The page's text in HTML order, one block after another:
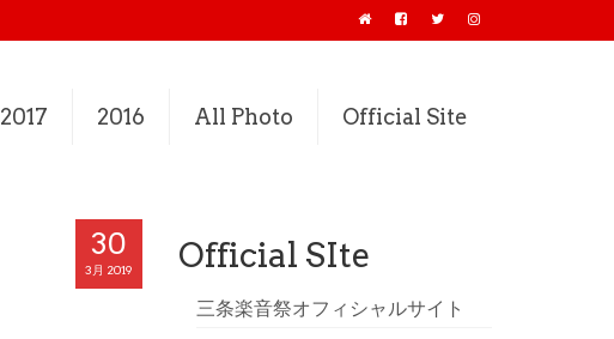
2017 2016 All Photo Official Site
30
3月 2019 Official SIte
三条楽音祭オフィシャルサイト